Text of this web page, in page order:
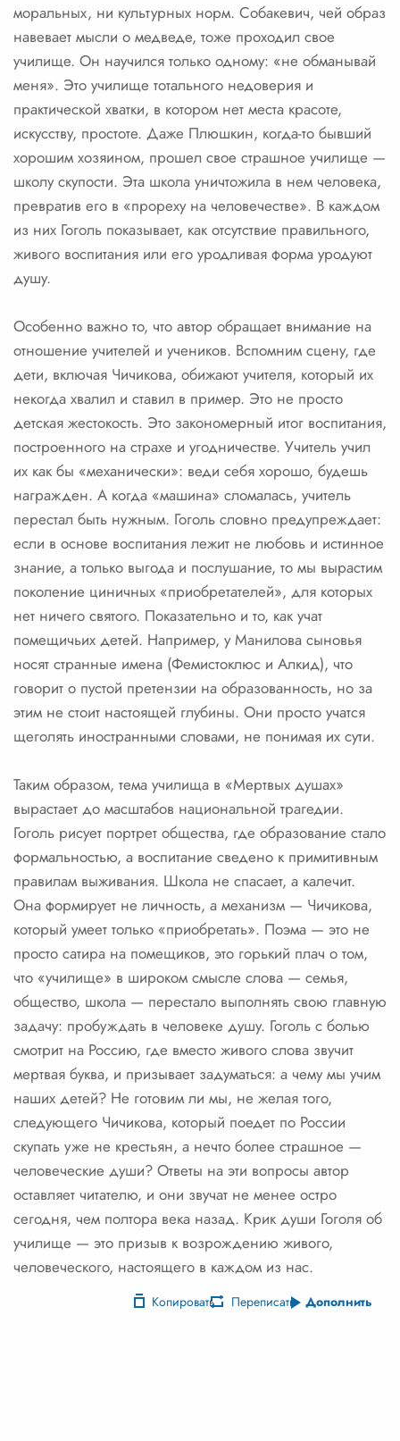
моральных, ни культурных норм. Собакевич, чей образ
навевает мысли о медведе, тоже проходил свое
училище. Он научился только одному: «не обманывай
меня». Это училище тотального недоверия и
практической хватки, в котором нет места красоте,
искусству, простоте. Даже Плюшкин, когда-то бывший
хорошим хозяином, прошел свое страшное училище —
школу скупости. Эта школа уничтожила в нем человека,
превратив его в «прореху на человечестве». В каждом
из них Гоголь показывает, как отсутствие правильного,
живого воспитания или его уродливая форма уродуют
душу.
Особенно важно то, что автор обращает внимание на
отношение учителей и учеников. Вспомним сцену, где
дети, включая Чичикова, обижают учителя, который их
некогда хвалил и ставил в пример. Это не просто
детская жестокость. Это закономерный итог воспитания,
построенного на страхе и угодничестве. Учитель учил
их как бы «механически»: веди себя хорошо, будешь
награжден. А когда «машина» сломалась, учитель
перестал быть нужным. Гоголь словно предупреждает:
если в основе воспитания лежит не любовь и истинное
знание, а только выгода и послушание, то мы вырастим
поколение циничных «приобретателей», для которых
нет ничего святого. Показательно и то, как учат
помещичьих детей. Например, у Манилова сыновья
носят странные имена (Фемистоклюс и Алкид), что
говорит о пустой претензии на образованность, но за
этим не стоит настоящей глубины. Они просто учатся
щеголять иностранными словами, не понимая их сути.
Таким образом, тема училища в «Мертвых душах»
вырастает до масштабов национальной трагедии.
Гоголь рисует портрет общества, где образование стало
формальностью, а воспитание сведено к примитивным
правилам выживания. Школа не спасает, а калечит.
Она формирует не личность, а механизм — Чичикова,
который умеет только «приобретать». Поэма — это не
просто сатира на помещиков, это горький плач о том,
что «училище» в широком смысле слова — семья,
общество, школа — перестало выполнять свою главную
задачу: пробуждать в человеке душу. Гоголь с болью
смотрит на Россию, где вместо живого слова звучит
мертвая буква, и призывает задуматься: а чему мы учим
наших детей? Не готовим ли мы, не желая того,
следующего Чичикова, который поедет по России
скупать уже не крестьян, а нечто более страшное —
человеческие души? Ответы на эти вопросы автор
оставляет читателю, и они звучат не менее остро
сегодня, чем полтора века назад. Крик души Гоголя об
училище — это призыв к возрождению живого,
человеческого, настоящего в каждом из нас.
Копировать Переписать Дополнить